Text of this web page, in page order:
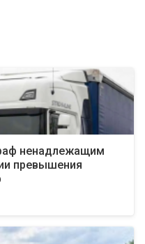
ненадлежащим
превышения